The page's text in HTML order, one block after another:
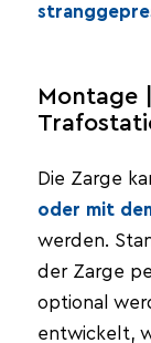
Montage
Die Zarge
oder mit
werden.
der Zarge
optional
entwickelt,